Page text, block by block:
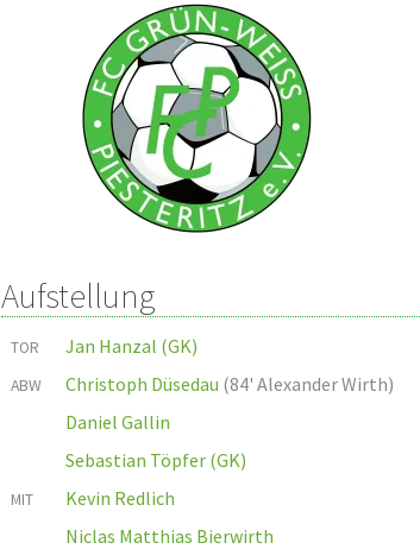
Aufstellung
TOR Jan Hanzal (GK)
ABW Christoph Düsedau (84' Alexander Wirth)
Daniel Gallin
Sebastian Töpfer (GK)
MIT
Kevin Redlich
Niclas Matthias Bierwirth